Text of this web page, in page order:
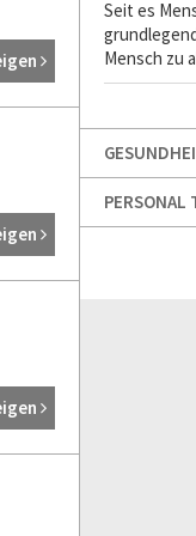
Seit es
Mensch zu
PERSONAL